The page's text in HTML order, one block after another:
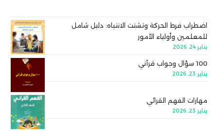
اضطراب فرط الحركة وتشتت الانتباه: دليل شامل
للمعلمين وأولياء الأمور
يناير 24, 2026
100 سؤال وجواب قرآني
يناير 23, 2026
مهارات الفهم القرائي
يناير 23, 2026